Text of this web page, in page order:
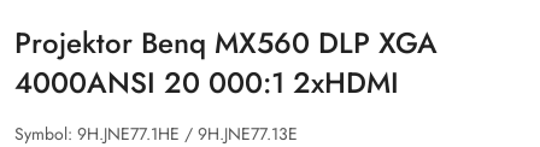
Projektor Benq MX560 DLP XGA
4000ANSI 20 000:1 2xHDMI
Symbol: 9H.JNE77.1HE / 9H.JNE77.13E